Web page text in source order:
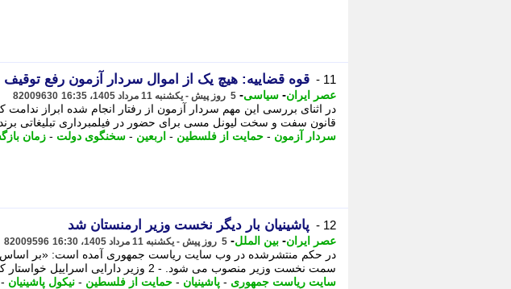
11 - قوه قضاییه: هیچ یک از اموال سردار آزمون رفع
عصر ایران- سیاسی- 5 روز پیش - یکشنبه 11 مرداد 1405، 16:35 82009630
قانون سفت و سخت لیونل مسی برای حضور در فیلمبرداری تبلیغاتی
سردار آزمون - حمایت از فلسطین - اربعین - سخنگوی دولت - زمان
12 - پاشینیان بار دیگر نخست وزیر ارمنستان شد
عصر ایران- بین الملل- 5 روز پیش - یکشنبه 11 مرداد 1405، 16:30 82009596
سمت نخست وزیر منصوب می شود. - 2 وزیر دارایی اسراییل خواستار کنترل کامل این رژیم ...
سایت ریاست جمهوری - پاشینیان - حمایت از فلسطین - نیکول پاشینیان -